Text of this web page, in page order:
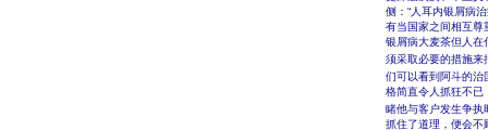
侧：“人耳内银屑病
有当国家之间相互尊
银屑病大麦茶但人在
须采取必要的措施来
们可以看到阿斗的治
格简直令人抓狂不已
睹他与客户发生争执
抓住了道理，便会不